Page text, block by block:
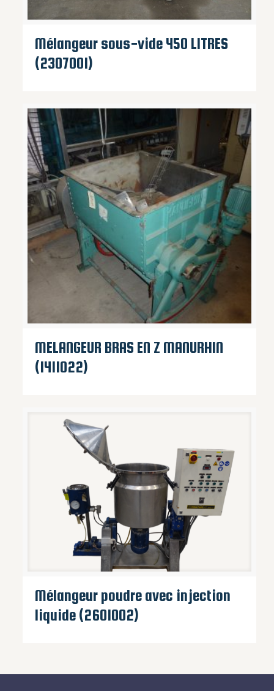
Mélangeur sous-vide 450 LITRES
(2307001)
MELANGEUR BRAS EN Z MANURHIN
(1411022)
Mélangeur poudre avec injection
liquide (2601002)